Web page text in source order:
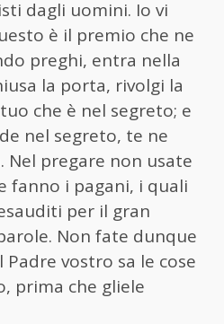
dagli uomini. Io vi
è il premio che ne
preghi, entra nella
la porta, rivolgi la
che è nel segreto; e
nel segreto, te ne
Nel pregare non usate
fanno i pagani, i quali
per il gran
Non fate dunque
vostro sa le cose
prima che gliele